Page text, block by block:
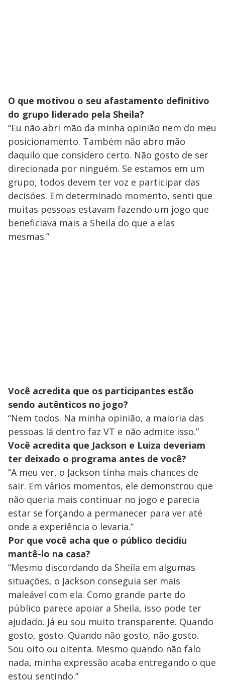
O que motivou o seu afastamento definitivo
do grupo liderado pela Sheila?
“Eu não abri mão da minha opinião nem do meu
posicionamento. Também não abro mão
daquilo que considero certo. Não gosto de ser
direcionada por ninguém. Se estamos em um
grupo, todos devem ter voz e participar das
decisões. Em determinado momento, senti que
muitas pessoas estavam fazendo um jogo que
beneficiava mais a Sheila do que a elas
mesmas.”
Você acredita que os participantes estão
sendo autênticos no jogo?
“Nem todos. Na minha opinião, a maioria das
pessoas lá dentro faz VT e não admite isso.”
Você acredita que Jackson e Luiza deveriam
ter deixado o programa antes de você?
“A meu ver, o Jackson tinha mais chances de
sair. Em vários momentos, ele demonstrou que
não queria mais continuar no jogo e parecia
estar se forçando a permanecer para ver até
onde a experiência o levaria.”
Por que você acha que o público decidiu
mantê-lo na casa?
“Mesmo discordando da Sheila em algumas
situações, o Jackson conseguia ser mais
maleável com ela. Como grande parte do
público parece apoiar a Sheila, isso pode ter
ajudado. Já eu sou muito transparente. Quando
gosto, gosto. Quando não gosto, não gosto.
Sou oito ou oitenta. Mesmo quando não falo
nada, minha expressão acaba entregando o que
estou sentindo.”